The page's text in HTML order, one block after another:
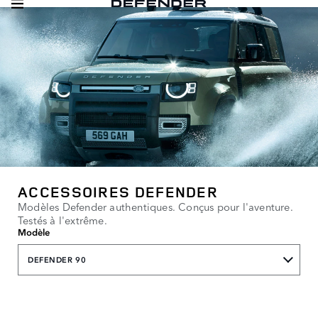
ACCESSOIRES DEFENDER
Modèles Defender authentiques. Conçus pour l'aventure.
Testés à l'extrême.
Modèle
DEFENDER 90